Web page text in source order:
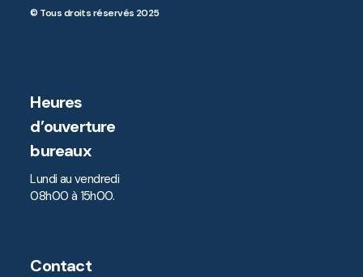
© Tous droits réservés 2025
Heures
d’ouverture
bureaux
Lundi au vendredi
08h00 à 15h00.
Contact